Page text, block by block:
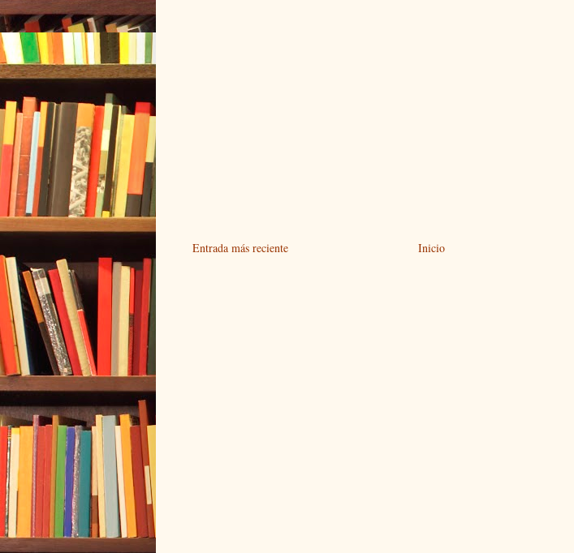
Entrada más reciente Inicio